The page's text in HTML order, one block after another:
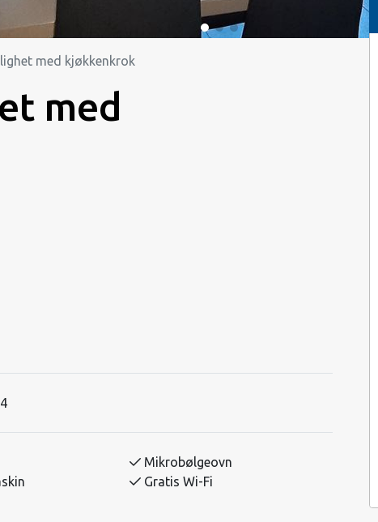
med kjøkkenkrok
med
4
Mikrobølgeovn
Gratis Wi-Fi